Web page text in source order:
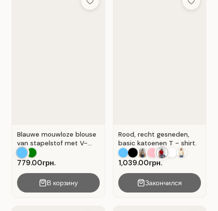
Add to Wish List
Blauwe mouwloze blouse
van stapelstof met V-
hals. Blauw.
779.00грн.
В корзину
Add to
Rood, recht gesneden,
basic katoenen T - shirt.
1,039.00грн.
Закончился